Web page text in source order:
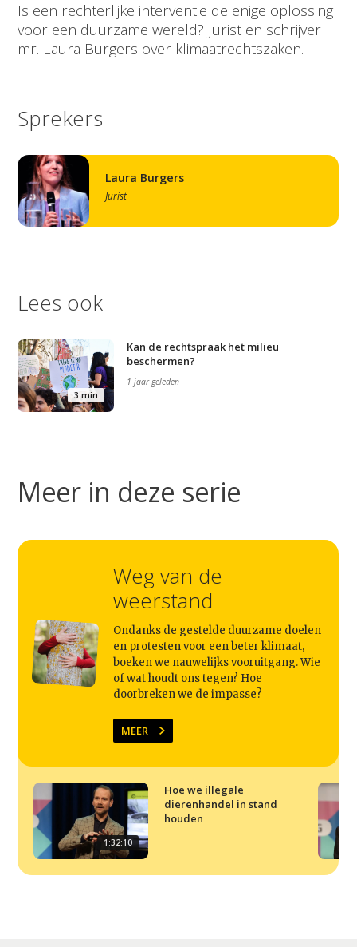
Studium Generale
Home
Agenda
Video
Podcast
Artikelen
Contact
Is een rechterlijke interventie de enige oplossing
voor een duurzame wereld? Jurist en schrijver
mr. Laura Burgers over klimaatrechtszaken.
Sprekers
Laura Burgers
Jurist
Lees ook
3 min
Kan de rechtspraak het milieu
beschermen?
1 jaar geleden
Meer in deze serie
Weg van de
weerstand
Ondanks de gestelde duurzame doelen
en protesten voor een beter klimaat,
boeken we nauwelijks vooruitgang. Wie
of wat houdt ons tegen? Hoe
doorbreken we de impasse?
MEER
1:32:10
Hoe we illegale
dierenhandel in stand
houden